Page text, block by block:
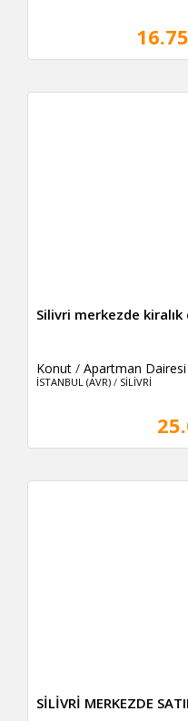
Silivri merkezde kiralık
Konut / Apartman Dairesi
İSTANBUL (AVR) / SİLİVRİ
SİLİVRİ MERKEZDE